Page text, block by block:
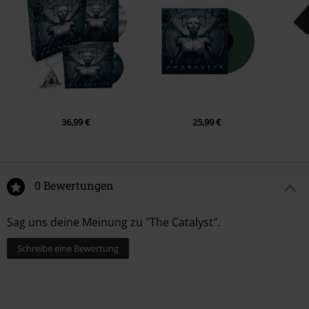
36,99 € 25,99 €
0 Bewertungen
Sag uns deine Meinung zu "The Catalyst".
Schreibe eine Bewertung